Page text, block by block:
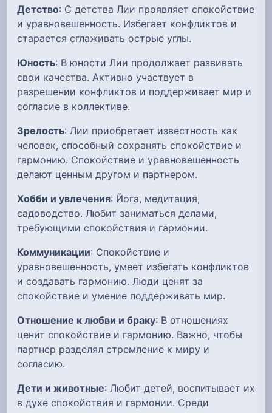
Детство: С детства Лии проявляет спокойствие
и уравновешенность. Избегает конфликтов и
старается сглаживать острые углы.
Юность: В юности Лии продолжает развивать
свои качества. Активно участвует в
разрешении конфликтов и поддерживает мир и
согласие в коллективе.
Зрелость: Лии приобретает известность как
человек, способный сохранять спокойствие и
гармонию. Спокойствие и уравновешенность
делают ценным другом и партнером.
Хобби и увлечения: Йога, медитация,
садоводство. Любит заниматься делами,
требующими спокойствия и гармонии.
Коммуникации: Спокойствие и
уравновешенность, умеет избегать конфликтов
и создавать гармонию. Люди ценят за
спокойствие и умение поддерживать мир.
Отношение к любви и браку: В отношениях
ценит спокойствие и гармонию. Важно, чтобы
партнер разделял стремление к миру и
согласию.
Дети и животные: Любит детей, воспитывает их
в духе спокойствия и гармонии. Среди